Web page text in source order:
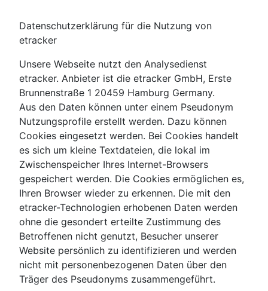
Datenschutzerklärung für die Nutzung von
etracker
Unsere Webseite nutzt den Analysedienst
etracker. Anbieter ist die etracker GmbH, Erste
Brunnenstraße 1 20459 Hamburg Germany.
Aus den Daten können unter einem Pseudonym
Nutzungsprofile erstellt werden. Dazu können
Cookies eingesetzt werden. Bei Cookies handelt
es sich um kleine Textdateien, die lokal im
Zwischenspeicher Ihres Internet-Browsers
gespeichert werden. Die Cookies ermöglichen es,
Ihren Browser wieder zu erkennen. Die mit den
etracker-Technologien erhobenen Daten werden
ohne die gesondert erteilte Zustimmung des
Betroffenen nicht genutzt, Besucher unserer
Website persönlich zu identifizieren und werden
nicht mit personenbezogenen Daten über den
Träger des Pseudonyms zusammengeführt.